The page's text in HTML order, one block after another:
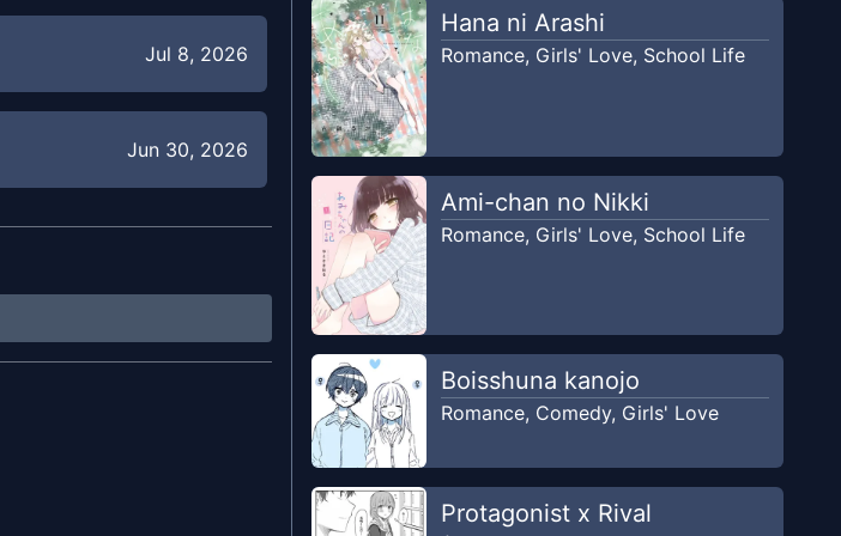
Jul 8, 2026
Jun 30, 2026
May 28, 2026
Hana ni Arashi
Romance, Girls' Love, School Life
Ami-chan no Nikki
Romance, Girls' Love, School Life
Boisshuna kanojo
Romance, Comedy, Girls' Love
Protagonist x Rival